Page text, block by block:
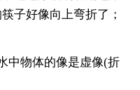
子好像向上弯折了；
中物体的像是虚像(折